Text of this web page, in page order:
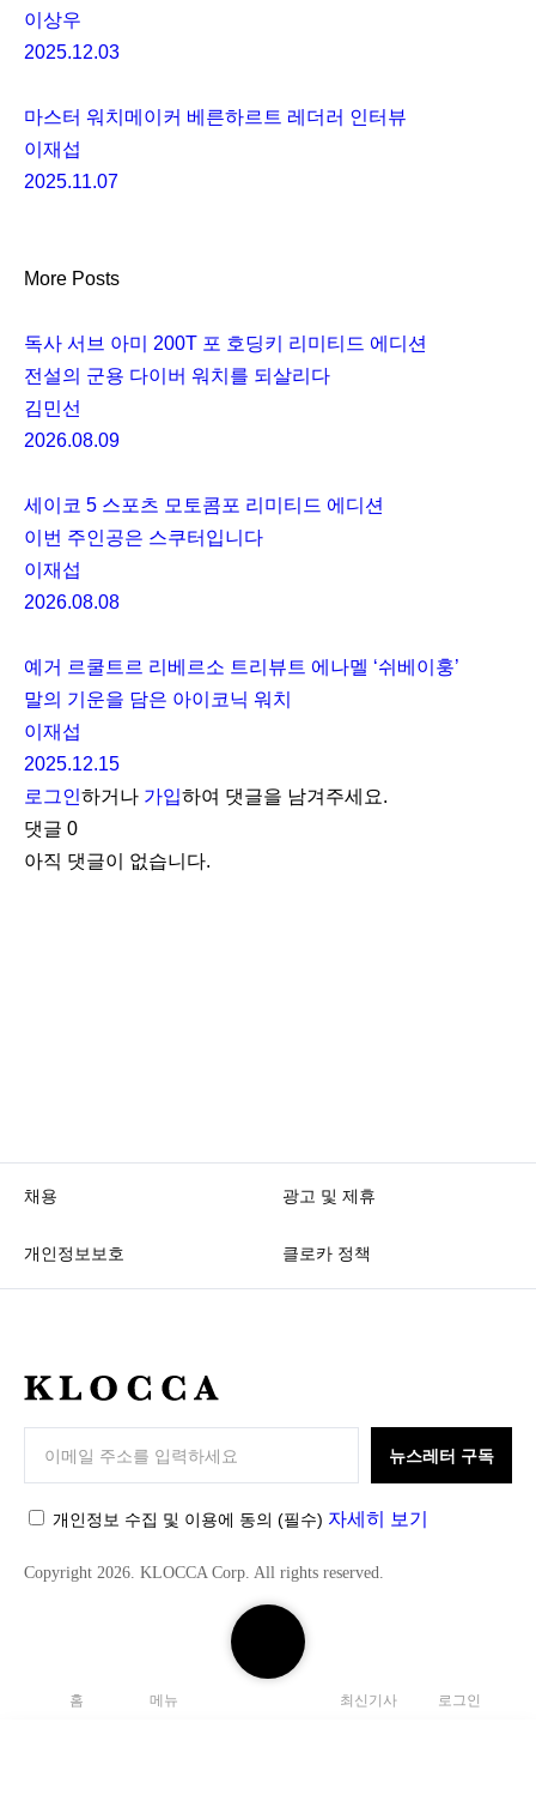
검
색
홈 메뉴 최신기사 로그인
이상우
2025.12.03
마스터 워치메이커 베른하르트 레더러 인터뷰
이재섭
2025.11.07
More Posts
독사 서브 아미 200T 포 호딩키 리미티드 에디션
전설의 군용 다이버 워치를 되살리다
김민선
2026.08.09
세이코 5 스포츠 모토콤포 리미티드 에디션
이번 주인공은 스쿠터입니다
이재섭
2026.08.08
예거 르쿨트르 리베르소 트리뷰트 에나멜 ‘쉬베이훙’
말의 기운을 담은 아이코닉 워치
이재섭
2025.12.15
로그인하거나 가입하여 댓글을 남겨주세요.
댓글 0
아직 댓글이 없습니다.
채용 광고 및 제휴
개인정보보호 클로카 정책
K
C
C
뉴스레터 구독
개인정보 수집 및 이용에 동의 (필수) 자세히 보기
Copyright 2026. KLOCCA Corp. All rights reserved.